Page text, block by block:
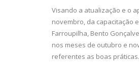
Visando a atualização e o
novembro, da capacitação
Farroupilha, Bento
nos meses de outubro e
referentes as boas práticas.